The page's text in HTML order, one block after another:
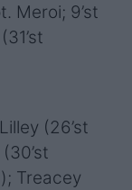
Meroi; 9’st
(26’st
Treacey